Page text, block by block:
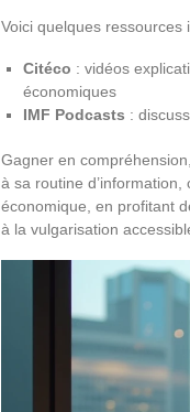
Voici quelques ressources
Citéco : vidéos
économiques
IMF Podcasts :
Gagner en
à sa routine
économique, en profitant
à la vulgarisation